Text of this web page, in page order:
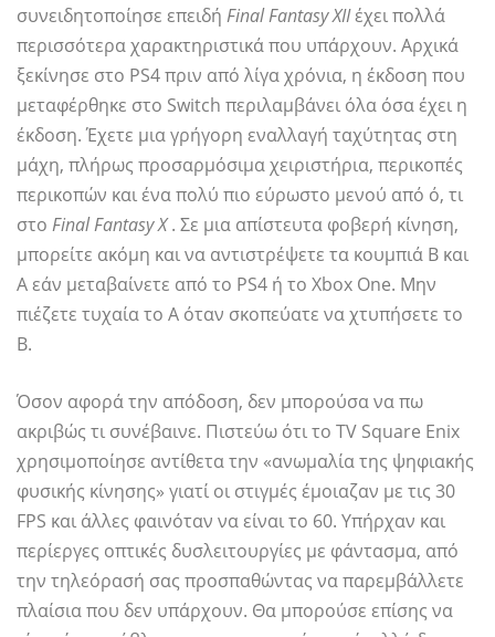
συνειδητοποίησε επειδή Final Fantasy XIIέχει πολλά
περισσότερα χαρακτηριστικά που υπάρχουν. Αρχικά
ξεκίνησε στο PS4 πριν από λίγα χρόνια, η έκδοση που
μεταφέρθηκε στο Switch περιλαμβάνει όλα όσα έχει η
έκδοση. Έχετε μια γρήγορη εναλλαγή ταχύτητας στη
μάχη, πλήρως προσαρμόσιμα χειριστήρια, περικοπές
περικοπών και ένα πολύ πιο εύρωστο μενού από ό, τι
στο Final Fantasy X. Σε μια απίστευτα φοβερή κίνηση,
μπορείτε ακόμη και να αντιστρέψετε τα κουμπιά B και
A εάν μεταβαίνετε από το PS4 ή το Xbox One. Μην
πιέζετε τυχαία το A όταν σκοπεύατε να χτυπήσετε το
B.
Όσον αφορά την απόδοση, δεν μπορούσα να πω
ακριβώς τι συνέβαινε. Πιστεύω ότι το TV Square Enix
χρησιμοποίησε αντίθετα την «ανωμαλία της ψηφιακής
φυσικής κίνησης» γιατί οι στιγμές έμοιαζαν με τις 30
FPS και άλλες φαινόταν να είναι το 60. Υπήρχαν και
περίεργες οπτικές δυσλειτουργίες με φάντασμα, από
την τηλεόρασή σας προσπαθώντας να παρεμβάλλετε
πλαίσια που δεν υπάρχουν. Θα μπορούσε επίσης να